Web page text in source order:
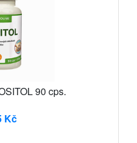
90 cps.
Kč